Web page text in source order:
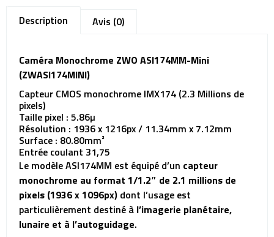
Description Avis (0)
Caméra Monochrome ZWO ASI174MM-Mini
(ZWASI174MINI)
Capteur CMOS monochrome IMX174 (2.3 Millions de
pixels)
Taille pixel : 5.86µ
Résolution : 1936 x 1216px / 11.34mm x 7.12mm
Surface : 80.80mm²
Entrée coulant 31,75
Le modèle ASI174MM est équipé d’un capteur
monochrome au format 1/1.2″ de 2.1 millions de
pixels (1936 x 1096px) dont l’usage est
particulièrement destiné à l’imagerie planétaire,
lunaire et à l’autoguidage.